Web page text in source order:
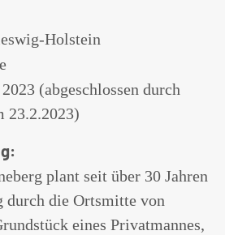
Holstein
(abgeschlossen durch
23.2.2023)
plant seit über 30 Jahren
durch die Ortsmitte von
eines Privatmannes,